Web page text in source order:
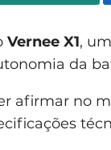
Vernee X1, um
da
afirmar no